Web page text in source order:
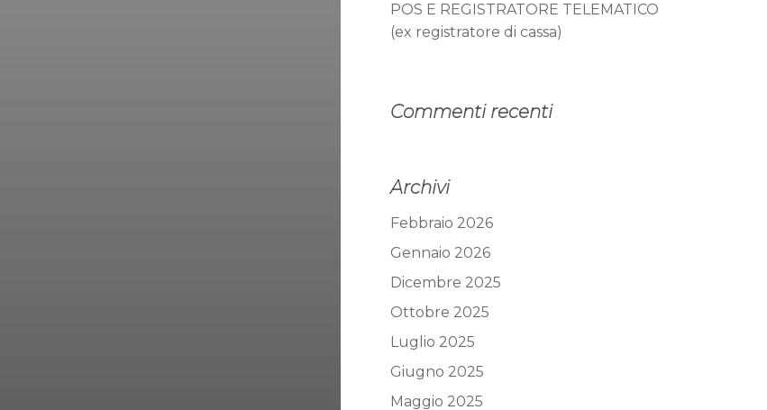
POS E REGISTRATORE TELEMATICO
(ex registratore di cassa)
Commenti recenti
Archivi
Febbraio 2026
Gennaio 2026
Dicembre 2025
Ottobre 2025
Luglio 2025
Giugno 2025
Maggio 2025